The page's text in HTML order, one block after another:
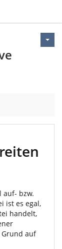
auf- bzw.
ist es egal,
handelt,
auf